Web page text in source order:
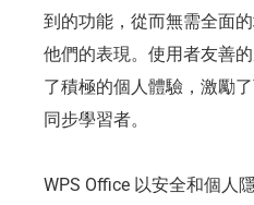
到的功能，從而無需全面
他們的表現。使用者友善
了積極的個人體驗，激勵
同步學習者。
WPS Office 以安全和個人